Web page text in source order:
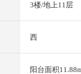
3楼/地上11层
西
阳台面积